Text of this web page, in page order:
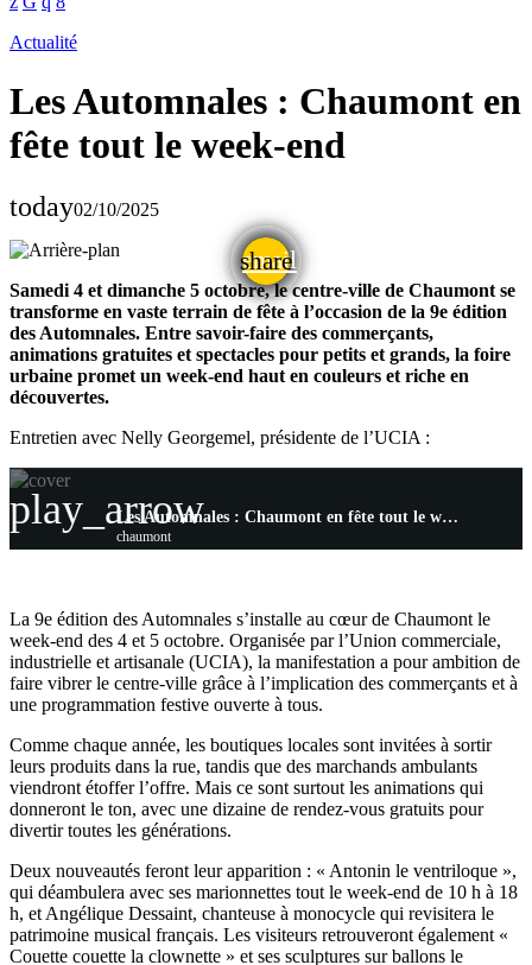
Actualité
Les Automnales : Chaumont en
fête tout le week-end
today02/10/2025
share
email
Samedi 4 et dimanche 5 octobre, le centre-ville de Chaumont se
transforme en vaste terrain de fête à l’occasion de la 9e édition
des Automnales. Entre savoir-faire des commerçants,
animations gratuites et spectacles pour petits et grands, la foire
urbaine promet un week-end haut en couleurs et riche en
découvertes.
Entretien avec Nelly Georgemel, présidente de l’UCIA :
play_arrow Les Automnales : Chaumont en fête tout le week-end
chaumont
La 9e édition des Automnales s’installe au cœur de Chaumont le
week-end des 4 et 5 octobre. Organisée par l’Union commerciale,
industrielle et artisanale (UCIA), la manifestation a pour ambition de
faire vibrer le centre-ville grâce à l’implication des commerçants et à
une programmation festive ouverte à tous.
Comme chaque année, les boutiques locales sont invitées à sortir
leurs produits dans la rue, tandis que des marchands ambulants
viendront étoffer l’offre. Mais ce sont surtout les animations qui
donneront le ton, avec une dizaine de rendez-vous gratuits pour
divertir toutes les générations.
Deux nouveautés feront leur apparition : « Antonin le ventriloque »,
qui déambulera avec ses marionnettes tout le week-end de 10 h à 18
h, et Angélique Dessaint, chanteuse à monocycle qui revisitera le
patrimoine musical français. Les visiteurs retrouveront également «
Couette couette la clownette » et ses sculptures sur ballons le